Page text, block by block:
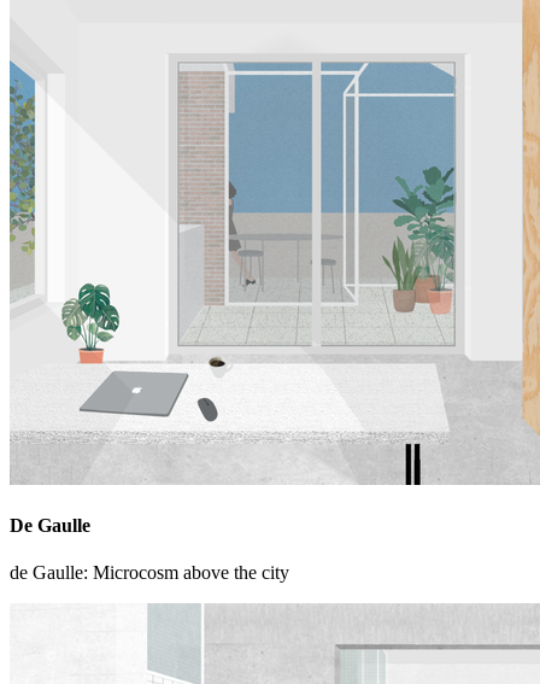
De Gaulle
de Gaulle: Microcosm above the city